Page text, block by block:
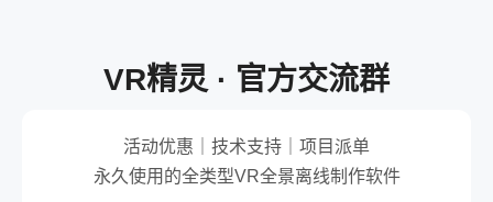
VR精灵 · 官方交流群
活动优惠｜技术支持｜项目派单
永久使用的全类型VR全景离线制作软件